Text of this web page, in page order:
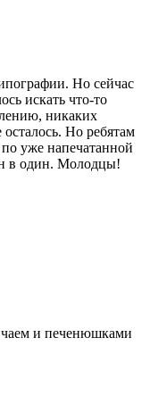
Но сейчас
искать что-то
никаких
Но ребятам
уже напечатанной
в один. Молодцы!
и печенюшками